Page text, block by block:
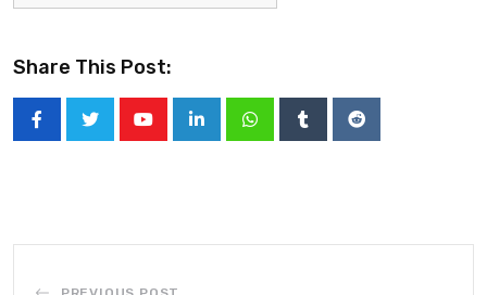
PREVIOUS POST
Epic Games verkündet neue Informationen zum
Fortnite World Cup 2019